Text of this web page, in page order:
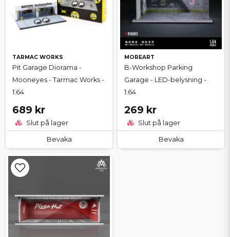
TARMAC WORKS
Pit Garage Diorama -
Mooneyes - Tarmac Works -
1:64
689 kr
Slut på lager
Bevaka
MOREART
B-Workshop Parking
Garage - LED-belysning -
1:64
269 kr
Slut på lager
Bevaka